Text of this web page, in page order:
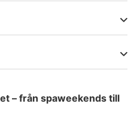
– från spaweekends till